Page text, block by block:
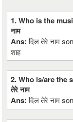
1. Who is the
नाम
Ans:दिल तेरे नाम
शाह
2. Who is/are the
तेरे नाम
Ans:दिल तेरे नाम